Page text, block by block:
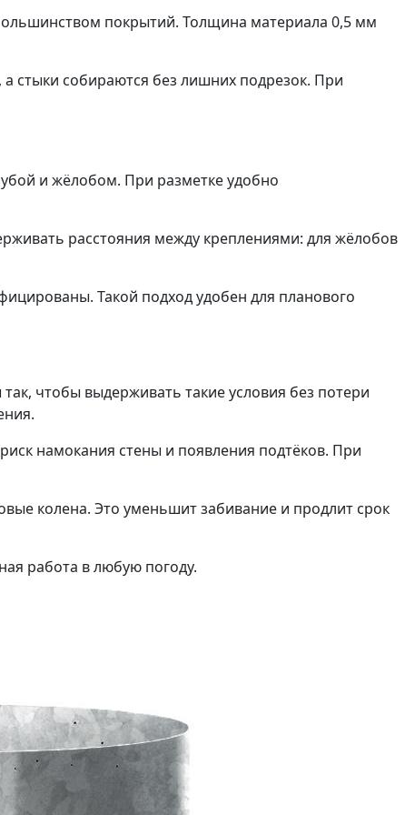
покрытий. Толщина материала 0,5 мм
стыки собираются без лишних подрезок. При
и жёлобом. При разметке удобно
расстояния между креплениями: для жёлобов
Такой подход удобен для планового
чтобы выдерживать такие условия без потери
намокания стены и появления подтёков. При
колена. Это уменьшит забивание и продлит срок
работа в любую погоду.